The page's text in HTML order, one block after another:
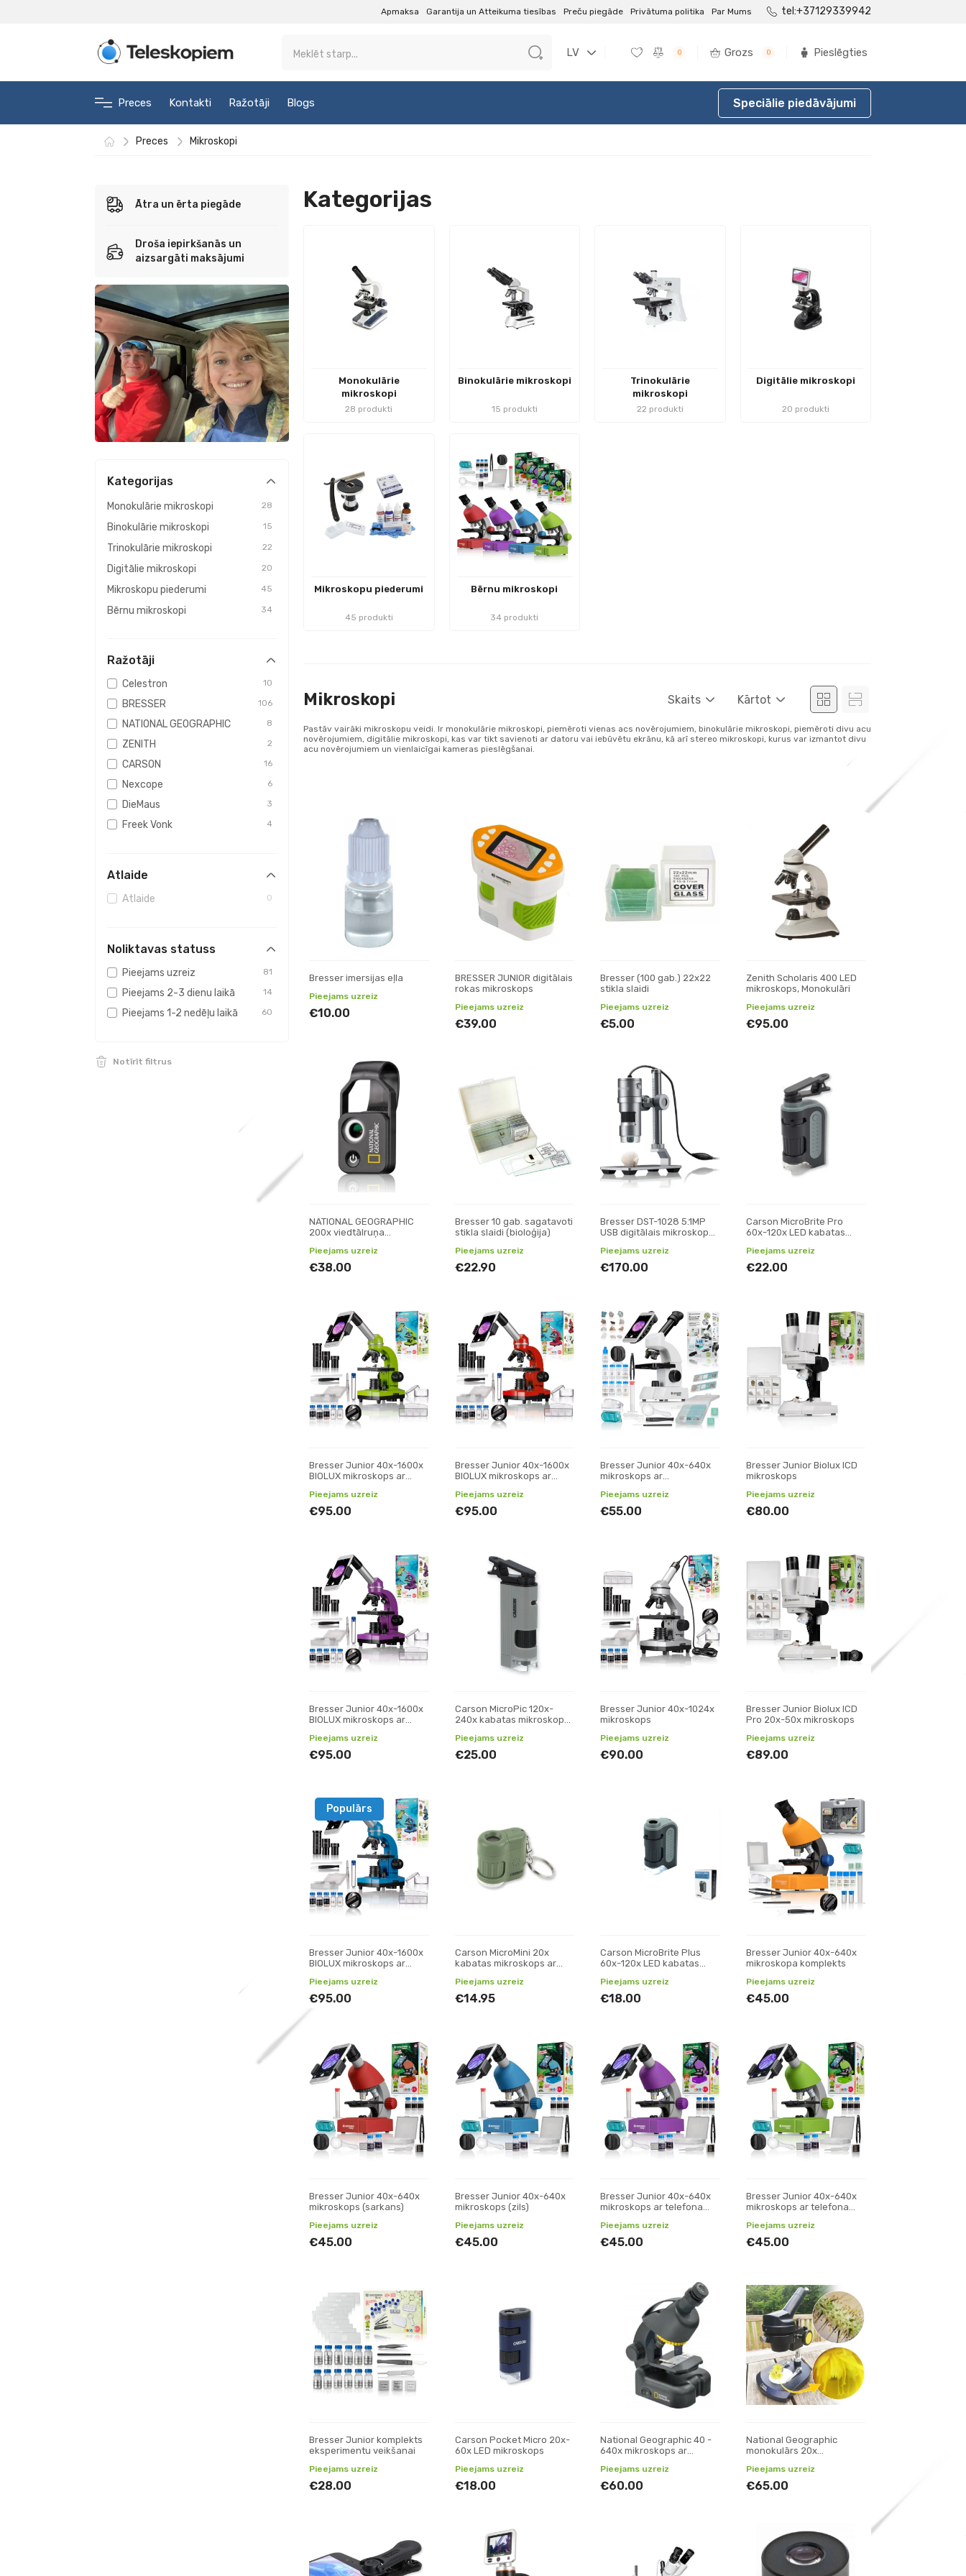
Apmaksa Garantija un Atteikuma tiesības Preču piegāde Privātuma politika Par Mums tel:+37129339942
LV 0 Grozs 0 Pieslēgties
Preces Kontakti Ražotāji Blogs Speciālie piedāvājumi
Preces Mikroskopi
Ātra un ērta piegāde
Droša iepirkšanās un
aizsargāti maksājumi
Kategorijas
Monokulārie mikroskopi 28
Binokulārie mikroskopi 15
Trinokulārie mikroskopi 22
Digitālie mikroskopi 20
Mikroskopu piederumi 45
Bērnu mikroskopi 34
Ražotāji
Celestron 10
BRESSER 106
NATIONAL GEOGRAPHIC 8
ZENITH 2
CARSON 16
Nexcope 6
DieMaus 3
Freek Vonk 4
Atlaide
Atlaide 0
Noliktavas statuss
Pieejams uzreiz 81
Pieejams 2-3 dienu laikā 14
Pieejams 1-2 nedēļu laikā 60
Notīrīt filtrus
Kategorijas
Monokulārie
mikroskopi
28 produkti
Binokulārie mikroskopi
15 produkti
Trinokulārie
mikroskopi
22 produkti
Digitālie mikroskopi
20 produkti
Mikroskopu piederumi
45 produkti
Bērnu mikroskopi
34 produkti
Mikroskopi Skaits Kārtot
Pastāv vairāki mikroskopu veidi. Ir monokulārie mikroskopi, piemēroti vienas acs novērojumiem, binokulārie mikroskopi, piemēroti divu acu
novērojumiem, digitālie mikroskopi, kas var tikt savienoti ar datoru vai iebūvētu ekrānu, kā arī stereo mikroskopi, kurus var izmantot divu
acu novērojumiem un vienlaicīgai kameras pieslēgšanai.
Bresser imersijas eļla
Pieejams uzreiz
€10.00
BRESSER JUNIOR digitālais
rokas mikroskops
Pieejams uzreiz
€39.00
Bresser (100 gab.) 22x22
stikla slaidi
Pieejams uzreiz
€5.00
Zenith Scholaris 400 LED
mikroskops, Monokulāri
Pieejams uzreiz
€95.00
NATIONAL GEOGRAPHIC
200x viedtālruņa
digitālais
Pieejams uzreiz
€38.00
Bresser 10 gab. sagatavoti
stikla slaidi (bioloģija)
Pieejams uzreiz
€22.90
Bresser DST-1028 5.1MP
USB digitālais mikroskops,
Pieejams uzreiz
€170.00
Carson MicroBrite Pro
60x-120x LED kabatas
adaptera klipu
Pieejams uzreiz
€22.00
Bresser Junior 40x-1600x
BIOLUX mikroskops ar
Pieejams uzreiz
€95.00
Bresser Junior 40x-1600x
BIOLUX mikroskops ar
Pieejams uzreiz
€95.00
Bresser Junior 40x-640x
mikroskops ar
Pieejams uzreiz
€55.00
Bresser Junior Biolux ICD
mikroskops
Pieejams uzreiz
€80.00
Bresser Junior 40x-1600x
BIOLUX mikroskops ar
Pieejams uzreiz
€95.00
Carson MicroPic 120x-
240x kabatas mikroskops
apgaismojumu
Pieejams uzreiz
€25.00
Bresser Junior 40x-1024x
mikroskops
Pieejams uzreiz
€90.00
Bresser Junior Biolux ICD
Pro 20x-50x mikroskops
Pieejams uzreiz
€89.00
Populārs
Bresser Junior 40x-1600x
BIOLUX mikroskops ar
Pieejams uzreiz
€95.00
Carson MicroMini 20x
kabatas mikroskops ar
Pieejams uzreiz
€14.95
Carson MicroBrite Plus
60x-120x LED kabatas
Pieejams uzreiz
€18.00
Bresser Junior 40x-640x
mikroskopa komplekts
Pieejams uzreiz
€45.00
Bresser Junior 40x-640x
mikroskops (sarkans)
Pieejams uzreiz
€45.00
Bresser Junior 40x-640x
mikroskops (zils)
Pieejams uzreiz
€45.00
Bresser Junior 40x-640x
mikroskops ar telefona
Pieejams uzreiz
€45.00
Bresser Junior 40x-640x
mikroskops ar telefona
Pieejams uzreiz
€45.00
Bresser Junior komplekts
eksperimentu veikšanai
Pieejams uzreiz
€28.00
Carson Pocket Micro 20x-
60x LED mikroskops
Pieejams uzreiz
€18.00
National Geographic 40 -
640x mikroskops ar
Pieejams uzreiz
€60.00
National Geographic
monokulārs 20x
Pieejams uzreiz
€65.00